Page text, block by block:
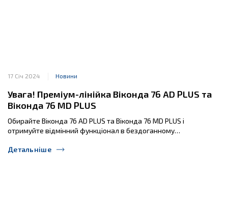
17 Січ 2024 Новини
Увага! Преміум-лінійка Віконда 76 AD PLUS та
Віконда 76 МD PLUS
Обирайте Віконда 76 AD PLUS та Віконда 76 МD PLUS і
отримуйте відмінний функціонал в бездоганному…
Детальніше